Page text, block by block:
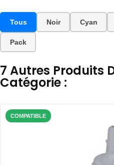
Tous Noir Cyan
Pack
7 Autres Produits
Catégorie :
COMPATIBLE